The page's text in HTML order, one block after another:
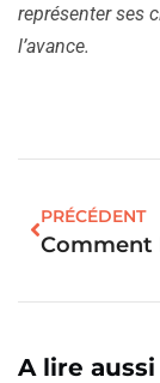
représenter ses
l’avance.
PRÉCÉDENT
A lire aussi